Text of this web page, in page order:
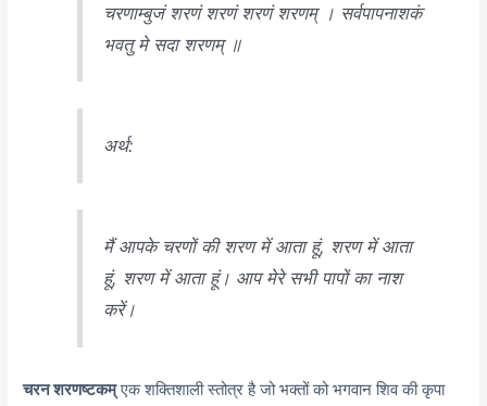
चरणाम्बुजं शरणं शरणं शरणं शरणम् । सर्वपापनाशकं
भवतु मे सदा शरणम् ॥
अर्थ:
मैं आपके चरणों की शरण में आता हूं, शरण में आता
हूं, शरण में आता हूं। आप मेरे सभी पापों का नाश
करें।
चरन शरणष्टकम्एक शक्तिशाली स्तोत्र है जो भक्तों को भगवान शिव की कृपा